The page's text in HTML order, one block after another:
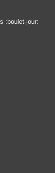
:boulet-jour: